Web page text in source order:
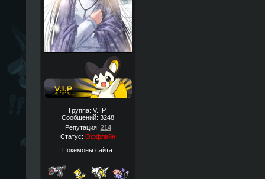
Группа: V.I.P.
Сообщений: 3248
Репутация: 214
Статус: Оффлайн
Покемоны сайта: